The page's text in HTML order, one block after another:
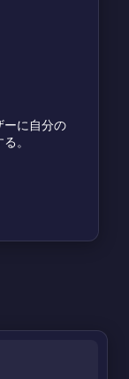
ーに自分の
。